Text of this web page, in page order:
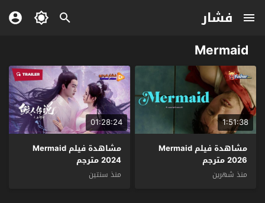
فشار
Mermaid
1:51:38
مشاهدة فيلم Mermaid
2026 مترجم
منذ شهرين
01:28:24
مشاهدة فيلم Mermaid
2024 مترجم
منذ سنتين